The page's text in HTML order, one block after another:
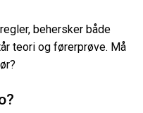
behersker både
teori og førerprøve. Må